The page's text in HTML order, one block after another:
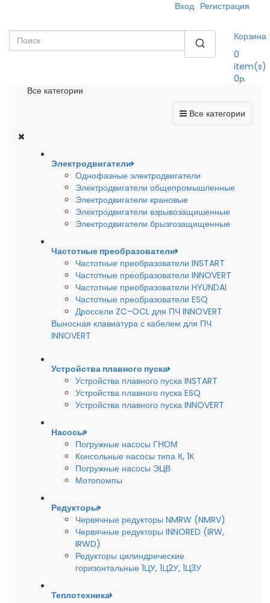
Вход Регистрация
Корзина
0
item(s)
0р.
Все категории
Все категории
Электродвигатели
Однофазные электродвигатели
Электродвигатели общепромышленные
Электродвигатели крановые
Электродвигатели взрывозащишенные
Электродвигатели брызгозащищенные
Частотные преобразователи
Частотные преобразователи INSTART
Частотные преобразователи INNOVERT
Частотные преобразователи HYUNDAI
Частотные преобразователи ESQ
Дроссели ZC-OCL для ПЧ INNOVERT
Выносная клавиатура с кабелем для ПЧ
INNOVERT
Устройства плавного пуска
Устройства плавного пуска INSTART
Устройства плавного пуска ESQ
Устройства плавного пуска INNOVERT
Насосы
Погружные насосы ГНОМ
Консольные насосы типа К, 1К
Погружные насосы ЭЦВ
Мотопомпы
Редукторы
Червячные редукторы NMRW (NMRV)
Червячные редукторы INNORED (IRW,
IRWD)
Редукторы цилиндрические
горизонтальные 1ЦУ, 1Ц2У, 1Ц3У
Теплотехника